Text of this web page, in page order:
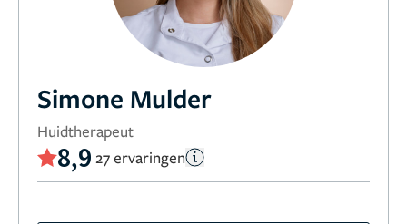
Simone Mulder
Huidtherapeut
8,9 27 ervaringen